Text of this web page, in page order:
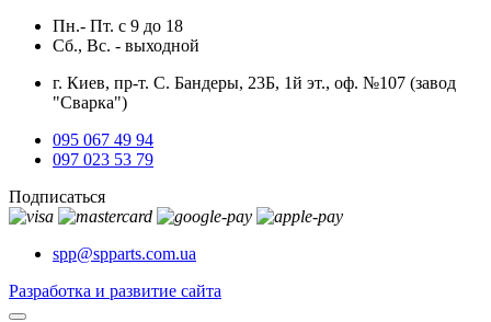
Пн.- Пт. с 9 до 18
Сб., Вс. - выходной
г. Киев, пр-т. С. Бандеры, 23Б, 1й эт., оф. №107 (завод
"Сварка")
095 067 49 94
097 023 53 79
Подписаться
spp@spparts.com.ua
Разработка и развитие сайта